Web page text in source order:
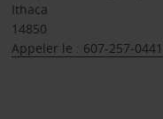
Ithaca
14850
Appeler le : 607-257-0441